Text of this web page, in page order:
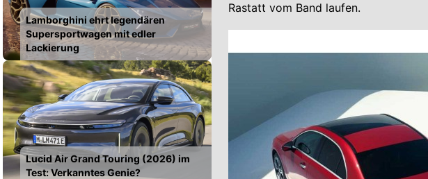
Lamborghini ehrt legendären
Supersportwagen mit edler
Lackierung
Lucid Air Grand Touring (2026) im
Test: Verkanntes Genie?
Rastatt vom Band laufen.